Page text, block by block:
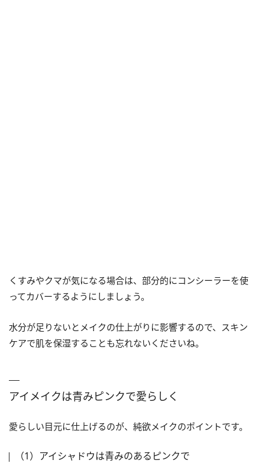
くすみやクマが気になる場合は、部分的にコンシーラーを使
ってカバーするようにしましょう。
水分が足りないとメイクの仕上がりに影響するので、スキン
ケアで肌を保湿することも忘れないくださいね。
アイメイクは青みピンクで愛らしく
愛らしい目元に仕上げるのが、純欲メイクのポイントです。
（1）アイシャドウは青みのあるピンクで